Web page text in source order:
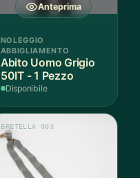
Anteprima
NOLEGGIO
ABBIGLIAMENTO
Abito Uomo Grigio
50IT - 1 Pezzo
Disponibile
BRETELLA 003